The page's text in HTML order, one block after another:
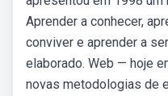
Aprender a conhecer,
conviver e aprender a
elaborado. Web — hoje
novas metodologias de